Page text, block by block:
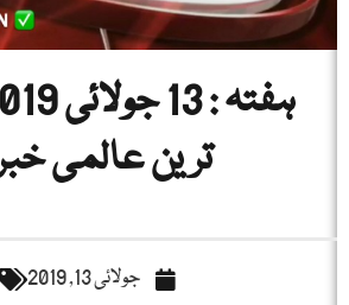
ترین عالمی
جولائی 13, 2019